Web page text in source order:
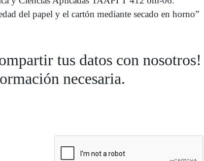
del papel y el cartón mediante secado en horno”
tus datos con nosotros!
necesaria.